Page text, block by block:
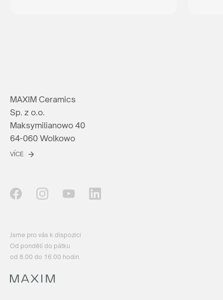
MAXIM Ceramics
Sp. z o.o.
Maksymilianowo 40
64-060 Wolkowo
VÍCE
Jsme pro vás k dispozici
Od pondělí do pátku
od 8.00 do 16.00 hodin.